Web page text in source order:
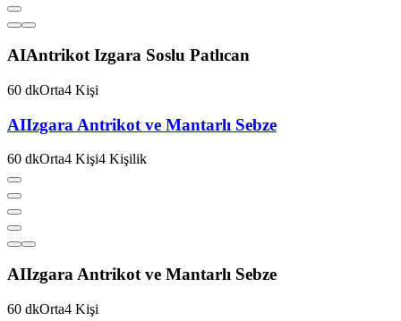
AIAntrikot Izgara Soslu Patlıcan
60 dkOrta4 Kişi
AIIzgara Antrikot ve Mantarlı Sebze
60 dkOrta4 Kişi4 Kişilik
AIIzgara Antrikot ve Mantarlı Sebze
60 dkOrta4 Kişi